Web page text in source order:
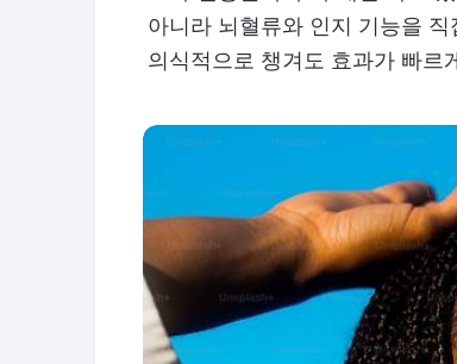
아니라 뇌혈류와 인지 기능을
의식적으로 챙겨도 효과가 빠르